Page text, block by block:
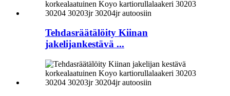
Tehdasräätälöity Kiinan
jakelijankestävä ...